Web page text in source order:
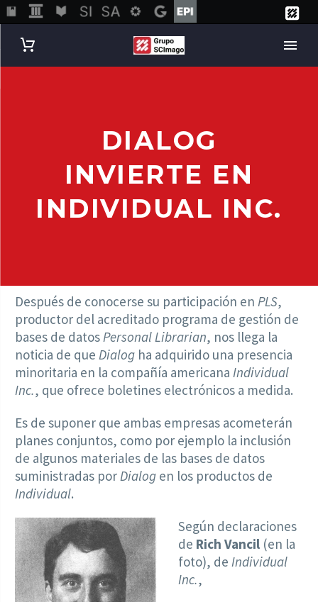
DIALOG
INVIERTE EN
INDIVIDUAL INC.
Después de conocerse su participación en PLS,
productor del acreditado programa de gestión de
bases de datosPersonal Librarian, nos llega la
noticia de que Dialog ha adquirido una presencia
minoritaria en la compañía americana Individual
Inc., que ofrece boletines electrónicos a medida.
Es de suponer que ambas empresas acometerán
planes conjuntos, como por ejemplo la inclusión
de algunos materiales de las bases de datos
suministradas porDialog en los productos de
Individual.
Según declaraciones
de Rich Vancil (en la
foto), de Individual
Inc.,